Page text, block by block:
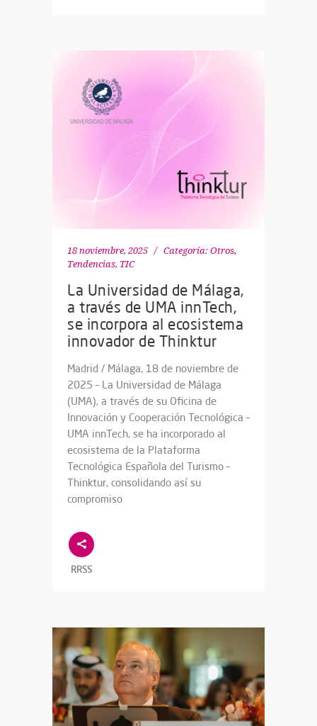
18 noviembre, 2025 Categoría: Otros,
Tendencias, TIC
La Universidad de Málaga,
a través de UMA innTech,
se incorpora al ecosistema
innovador de Thinktur
Madrid / Málaga, 18 de noviembre de
2025 – La Universidad de Málaga
(UMA), a través de su Oficina de
Innovación y Cooperación Tecnológica –
UMA innTech, se ha incorporado al
ecosistema de la Plataforma
Tecnológica Española del Turismo –
Thinktur, consolidando así su
compromiso
RRSS